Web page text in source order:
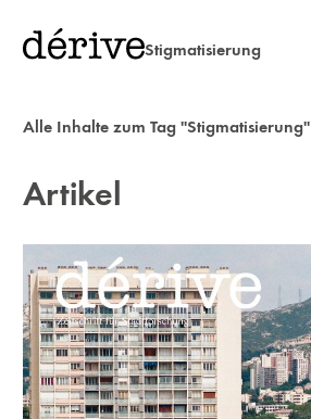
Stigmatisierung
Alle Inhalte zum Tag "Stigmatisierung"
Artikel